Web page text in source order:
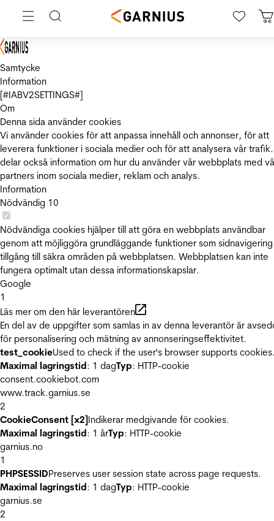
Samtycke
Information
[#IABV2SETTINGS#]
Om
Denna sida använder cookies
Vi använder cookies för att anpassa innehåll och annonser, för att
leverera funktioner i sociala medier och för att analysera vår
delar också information om hur du använder vår webbplats med
partners inom sociala medier, reklam och analys.
Information
Nödvändig 10
Nödvändiga cookies hjälper till att göra en webbplats användbar
genom att möjliggöra grundläggande funktioner som
tillgång till säkra områden på webbplatsen. Webbplatsen kan inte
fungera optimalt utan dessa informationskapslar.
Google
1
Läs mer om den här leverantören
En del av de uppgifter som samlas in av denna leverantör är
för personalisering och mätning av annonseringseffektivitet.
test_cookieUsed to check if the user's browser supports
Maximal lagringstid: 1 dagTyp: HTTP-cookie
consent.cookiebot.com
www.track.garnius.se
2
CookieConsent [x2]Indikerar medgivande för cookies.
Maximal lagringstid: 1 årTyp: HTTP-cookie
garnius.no
1
PHPSESSIDPreserves user session state across page requests.
Maximal lagringstid: 1 dagTyp: HTTP-cookie
garnius.se
2